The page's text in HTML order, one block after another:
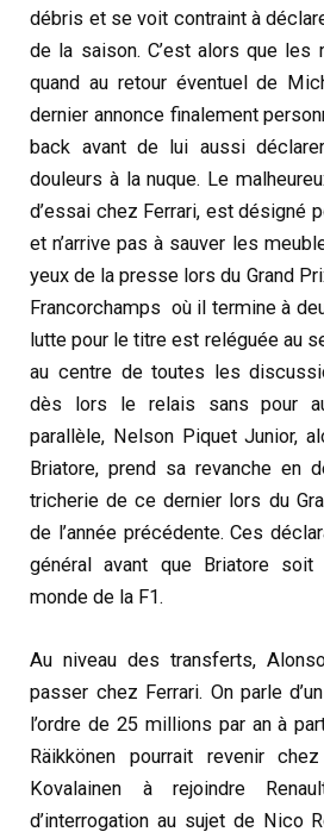
débris et se voit contraint à
de la saison. C’est alors que les
quand au retour éventuel de
dernier annonce finalement
back avant de lui aussi
douleurs à la nuque. Le
d’essai chez Ferrari, est désigné
et n’arrive pas à sauver les
yeux de la presse lors du Grand
Francorchamps où il termine à
lutte pour le titre est reléguée au
au centre de toutes les
dès lors le relais sans pour
parallèle, Nelson Piquet Junior,
Briatore, prend sa revanche en
tricherie de ce dernier lors du
de l’année précédente. Ces
général avant que Briatore
monde de la F1.
Au niveau des transferts,
passer chez Ferrari. On parle
l’ordre de 25 millions par an à
Räikkönen pourrait revenir
Kovalainen à rejoindre
d’interrogation au sujet de Nico